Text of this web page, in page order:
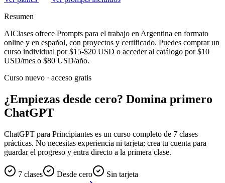
Resumen
AIClases ofrece Prompts para el trabajo en Argentina en formato
online y en español, con proyectos y certificado. Puedes comprar un
curso individual por$15-$20 USD o acceder al catálogo por$10
USD/mes o $80 USD/año.
Curso nuevo · acceso gratis
¿Empiezas desde cero? Domina primero
ChatGPT
ChatGPT para Principiantes es un curso completo de 7 clases
prácticas. No necesitas experiencia ni tarjeta; crea tu cuenta para
guardar el progreso y entra directo a la primera clase.
7 clases Desde cero
Sin tarjeta